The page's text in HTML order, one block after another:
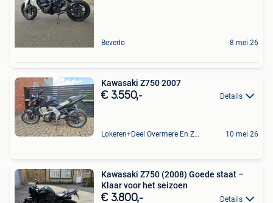
Beverlo 8 mei 26
Kawasaki Z750 2007
€ 3.550,- Details
Lokeren+Deel Overmere En Zele 10 mei 26
Kawasaki Z750 (2008) Goede staat –
Klaar voor het seizoen
€ 3.800,- Details